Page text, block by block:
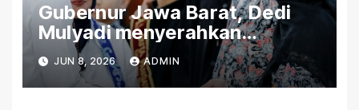
Gubernur Jawa Barat, Dedi
Mulyadi menyerahkan
Bantuan (PIP) Kepada Siswa
SLBN Cicendo Kota Bandung
JUN 8, 2026 ADMIN